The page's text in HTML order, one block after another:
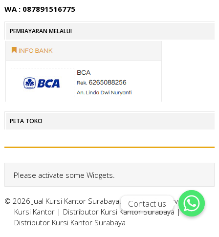
WA : 087891516775
PEMBAYARAN MELALUI
PETA TOKO
Please activate some Widgets.
© 2026 Jual Kursi Kantor Surabaya. All Rights Reserved.
Kursi Kantor| Distributor Kursi Kantor Surabaya |
Distributor Kursi Kantor Surabaya
Contact us
Contact us